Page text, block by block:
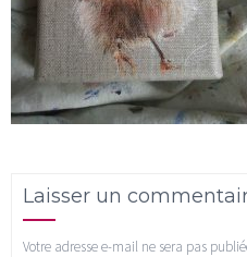
Laisser un
Votre adresse e-mail ne sera pas